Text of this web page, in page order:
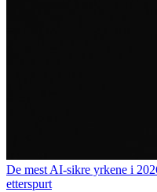
De mest AI-sikre yrkene i
etterspurt